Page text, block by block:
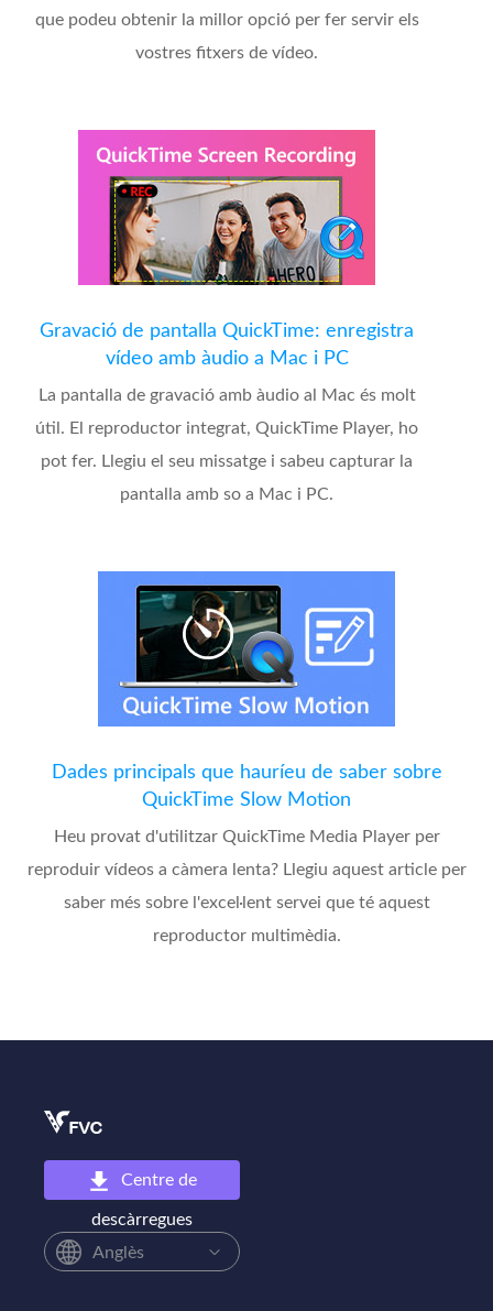
que podeu obtenir la millor opció per fer servir els
vostres fitxers de vídeo.
Gravació de pantalla QuickTime: enregistra
vídeo amb àudio a Mac i PC
La pantalla de gravació amb àudio al Mac és molt
útil. El reproductor integrat, QuickTime Player, ho
pot fer. Llegiu el seu missatge i sabeu capturar la
pantalla amb so a Mac i PC.
Dades principals que hauríeu de saber sobre
QuickTime Slow Motion
Heu provat d'utilitzar QuickTime Media Player per
reproduir vídeos a càmera lenta? Llegiu aquest article per
saber més sobre l'excel·lent servei que té aquest
reproductor multimèdia.
Centre de
descàrregues
Anglès